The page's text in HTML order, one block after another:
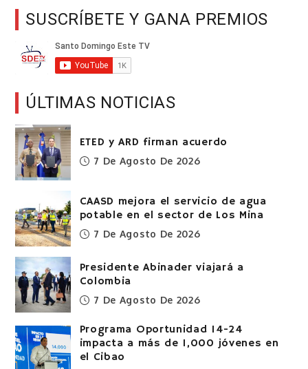
SUSCRÍBETE Y GANA PREMIOS
ÚLTIMAS NOTICIAS
ETED y ARD firman acuerdo
7 De Agosto De 2026
CAASD mejora el servicio de agua
potable en el sector de Los Mina
7 De Agosto De 2026
Presidente Abinader viajará a
Colombia
7 De Agosto De 2026
Programa Oportunidad 14-24
impacta a más de 1,000 jóvenes en
el Cibao